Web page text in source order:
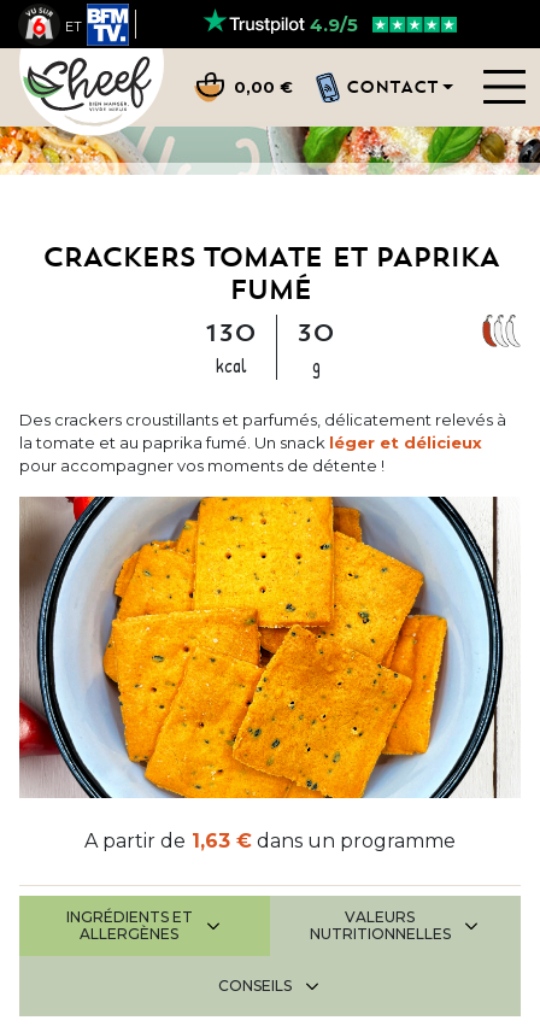
ET 4.9/5
0,00 € CONTACT
CRACKERS TOMATE ET PAPRIKA
FUMÉ
130
kcal
30
g
Des crackers croustillants et parfumés, délicatement relevés à
la tomate et au paprika fumé. Un snack léger et délicieux
pour accompagner vos moments de détente !
A partir de 1,63 € dans un programme
INGRÉDIENTS ET
ALLERGÈNES
VALEURS
NUTRITIONNELLES
CONSEILS